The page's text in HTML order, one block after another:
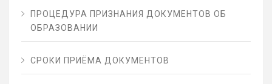
ПРОЦЕДУРА ПРИЗНАНИЯ ДОКУМЕНТОВ ОБ
ОБРАЗОВАНИИ
СРОКИ ПРИЁМА ДОКУМЕНТОВ